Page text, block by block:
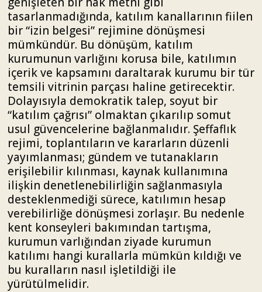
tasarlanmadığında, katılım kanallarının fiilen
bir “izin belgesi” rejimine dönüşmesi
mümkündür. Bu dönüşüm, katılım
kurumunun varlığını korusa bile, katılımın
içerik ve kapsamını daraltarak kurumu bir tür
temsili vitrinin parçası haline getirecektir.
Dolayısıyla demokratik talep, soyut bir
“katılım çağrısı” olmaktan çıkarılıp somut
usul güvencelerine bağlanmalıdır. Şeffaflık
rejimi, toplantıların ve kararların düzenli
yayımlanması; gündem ve tutanakların
erişilebilir kılınması, kaynak kullanımına
ilişkin denetlenebilirliğin sağlanmasıyla
desteklenmediği sürece, katılımın hesap
verebilirliğe dönüşmesi zorlaşır. Bu nedenle
kent konseyleri bakımından tartışma,
kurumun varlığından ziyade kurumun
katılımı hangi kurallarla mümkün kıldığı ve
bu kuralların nasıl işletildiği ile
yürütülmelidir.